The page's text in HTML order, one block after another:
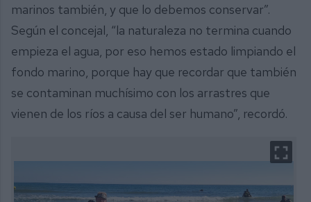
marinos también, y que lo debemos conservar”.
Según el concejal, “la naturaleza no termina cuando
empieza el agua, por eso hemos estado limpiando el
fondo marino, porque hay que recordar que también
se contaminan muchísimo con los arrastres que
vienen de los ríos a causa del ser humano”, recordó.